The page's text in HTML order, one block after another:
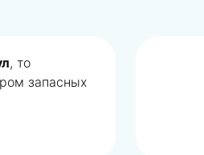
, то
запасных